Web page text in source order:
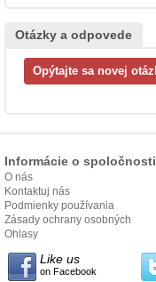
Otázky a odpovede
Informácie o spoločnosti
O nás
Kontaktuj nás
Podmienky používania
Zásady ochrany osobných
údajov
Ohlasy
Like us
on Facebook